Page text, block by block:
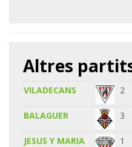
Altres
VILADECANS 2
BALAGUER 3
JESUS Y MARIA 1